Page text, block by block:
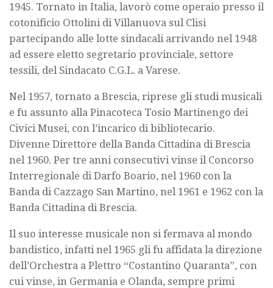
1945. Tornato in Italia, lavorò come operaio presso il
cotonificio Ottolini di Villanuova sul Clisi
partecipando alle lotte sindacali arrivando nel 1948
ad essere eletto segretario provinciale, settore
tessili, del Sindacato C.G.L. a Varese.
Nel 1957, tornato a Brescia, riprese gli studi musicali
e fu assunto alla Pinacoteca Tosio Martinengo dei
Civici Musei, con l’incarico di bibliotecario.
Divenne Direttore della Banda Cittadina di Brescia
nel 1960. Per tre anni consecutivi vinse il Concorso
Interregionale di Darfo Boario, nel 1960 con la
Banda di Cazzago San Martino, nel 1961 e 1962 con la
Banda Cittadina di Brescia.
Il suo interesse musicale non si fermava al mondo
bandistico, infatti nel 1965 gli fu affidata la direzione
dell’Orchestra a Plettro “Costantino Quaranta”, con
cui vinse, in Germania e Olanda, sempre primi